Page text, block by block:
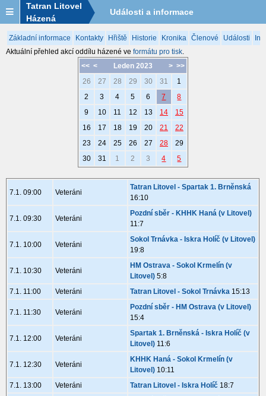
Tatran Litovel
Házená
Události a informace
Základní informace Kontakty Hřiště Historie Kronika Členové Události
Aktuální přehled akcí oddílu házené ve formátu pro tisk.
<< < > >>
Leden 2023
26
27 28 29 30 31
1
2
3 4 5 6 7
8
9
10 11 12 13 14
15
16
17 18 19 20 21
22
23
24 25 26 27 28
29
30
31 1 2 3 4 5
7.1. 09:00 Veteráni
Tatran Litovel - Spartak 1. Brněnská
16:10
7.1. 09:30 Veteráni
Pozdní sběr - KHHK Haná (v Litovel)
11:7
7.1. 10:00 Veteráni
Sokol Trnávka - Iskra Holíč (v Litovel)
19:8
7.1. 10:30 Veteráni
HM Ostrava - Sokol Krmelín (v
Litovel) 5:8
7.1. 11:00
Veteráni Tatran Litovel - Sokol Trnávka 15:13
7.1. 11:30 Veteráni
Pozdní sběr - HM Ostrava (v Litovel)
15:4
7.1. 12:00 Veteráni
Spartak 1. Brněnská - Iskra Holíč (v
Litovel) 11:6
7.1. 12:30 Veteráni
KHHK Haná - Sokol Krmelín (v
Litovel) 10:11
7.1. 13:00
Veteráni Tatran Litovel - Iskra Holíč 18:7